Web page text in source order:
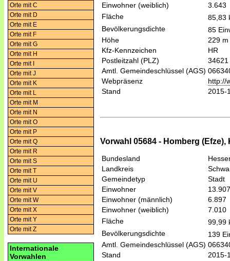
Orte mit C
Orte mit D
Orte mit E
Orte mit F
Orte mit G
Orte mit H
Orte mit I
Orte mit J
Orte mit K
Orte mit L
Orte mit M
Orte mit N
Orte mit O
Orte mit P
Orte mit Q
Orte mit R
Orte mit S
Orte mit T
Orte mit U
Orte mit V
Orte mit W
Orte mit X
Orte mit Y
Orte mit Z
Internationale
Vorwahlen
Einwohner (weiblich)
3.643
Fläche
85,83
Bevölkerungsdichte
85
Höhe
229 m
Kfz-Kennzeichen
HR
Postleitzahl (PLZ)
34621
Amtl. Gemeindeschlüssel (AGS)
Webpräsenz
http://
Stand
2015-
Vorwahl 05684 - Homberg
Bundesland
Landkreis
Gemeindetyp
Stadt
Einwohner
13.907
Einwohner (männlich)
6.897
Einwohner (weiblich)
7.010
Fläche
99,99
Bevölkerungsdichte
139
Amtl. Gemeindeschlüssel (AGS)
Stand
2015-